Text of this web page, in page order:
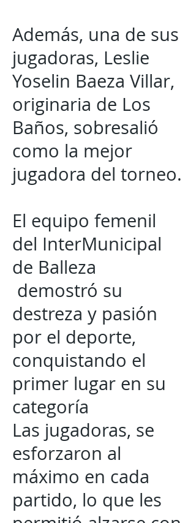
Además, una de sus
jugadoras, Leslie
Yoselin Baeza Villar,
originaria de Los
Baños, sobresalió
como la mejor
jugadora del torneo.
El equipo femenil
del InterMunicipal
de Balleza
demostró su
destreza y pasión
por el deporte,
conquistando el
primer lugar en su
categoría
Las jugadoras, se
esforzaron al
máximo en cada
partido, lo que les